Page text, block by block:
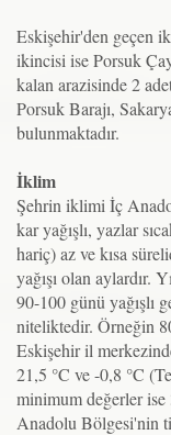
Eskişehir'den geçen
ikincisi ise Porsuk
kalan arazisinde 2
Porsuk Barajı,
bulunmaktadır.
İklim
Şehrin iklimi İç
kar yağışlı, yazlar
hariç) az ve kısa
yağışı olan aylardır.
90-100 günü yağışlı
niteliktedir. Örneğin
Eskişehir il
21,5 °C ve -0,8 °C
minimum değerler
Anadolu Bölgesi'nin